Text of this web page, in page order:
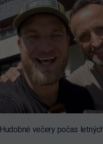
Hudobné večery počas